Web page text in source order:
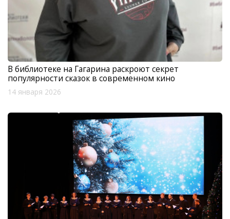
В библиотеке на Гагарина раскроют секрет
популярности сказок в современном кино
14 января 2026